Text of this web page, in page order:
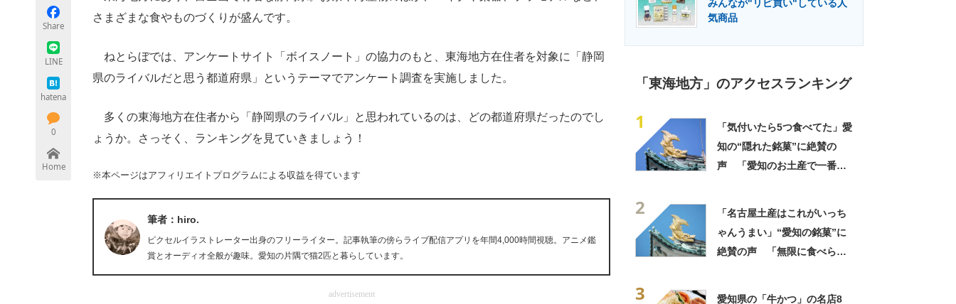
Share
LINE
hatena
0
Home
さまざまな食やものづくりが盛んです。
ねとらぼでは、アンケートサイト「ボイスノート」の協力のもと、東海地方在住者を対象に「静岡
県のライバルだと思う都道府県」というテーマでアンケート調査を実施しました。
多くの東海地方在住者から「静岡県のライバル」と思われているのは、どの都道府県だったのでし
ょうか。さっそく、ランキングを見ていきましょう！
※本ページはアフィリエイトプログラムによる収益を得ています
筆者：hiro.
ピクセルイラストレーター出身のフリーライター。記事執筆の傍らライブ配信アプリを年間4,000時間視聴。アニメ鑑
賞とオーディオ全般が趣味。愛知の片隅で猫2匹と暮らしています。
advertisement
みんなが"リピ買い"している人
気商品
「東海地方」のアクセスランキング
1
「気付いたら5つ食べてた」愛
知の“隠れた銘菓”に絶賛の
声 「愛知のお土産で一番好
2
「名古屋土産はこれがいっち
ゃんうまい」“愛知の銘菓”に
絶賛の声 「無限に食べられ
3
愛知県の「牛かつ」の名店8